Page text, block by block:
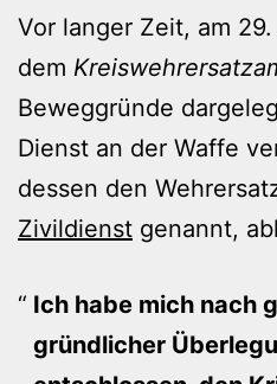
Vor langer Zeit, am
dem
Beweggründe
Dienst an der Waffe
dessen den
Zivildienst genannt,
Ich habe mich nach
gründlicher